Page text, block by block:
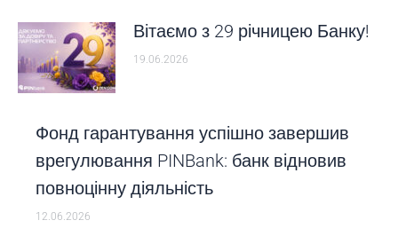
Вітаємо з 29 річницею Банку!
19.06.2026
Фонд гарантування успішно завершив
врегулювання PINBank: банк відновив
повноцінну діяльність
12.06.2026